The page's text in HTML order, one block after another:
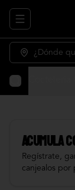
Abrir menu
¿Dónde
Acumula
Regístrate,
canjealos por